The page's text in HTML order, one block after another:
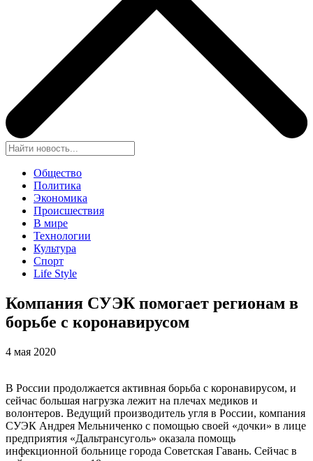
Общество
Политика
Экономика
Происшествия
В мире
Технологии
Культура
Спорт
Life Style
Компания СУЭК помогает регионам в
борьбе с коронавирусом
4 мая 2020
В России продолжается активная борьба с коронавирусом, и
сейчас большая нагрузка лежит на плечах медиков и
волонтеров. Ведущий производитель угля в России, компания
СУЭК Андрея Мельниченко с помощью своей «дочки» в лице
предприятия «Дальтрансуголь» оказала помощь
инфекционной больнице города Советская Гавань. Сейчас в